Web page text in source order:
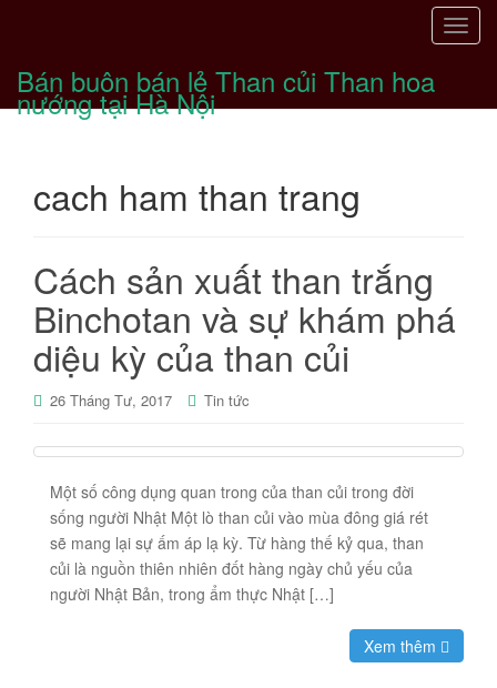
T
g
Bán buôn bán lẻ Than củi Than hoa
nướng tại Hà Nội
cach ham than trang
Cách sản xuất than trắng
Binchotan và sự khám phá
diệu kỳ của than củi
26 Tháng Tư, 2017 Tin tức
Một số công dụng quan trong của than củi trong đời
sống người Nhật Một lò than củi vào mùa đông giá rét
sẽ mang lại sự ấm áp lạ kỳ. Từ hàng thế kỷ qua, than
củi là nguồn thiên nhiên đốt hàng ngày chủ yếu của
người Nhật Bản, trong ẩm thực Nhật […]
Xem thêm